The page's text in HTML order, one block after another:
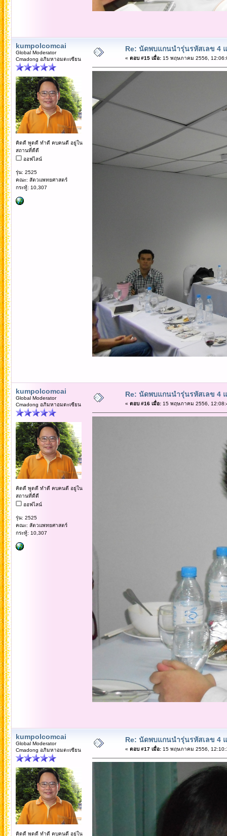
kumpolcomcai
Global Moderator
Cmadong อภิมหาอมตะเซียน
คิดดี พูดดี ทำดี คบคนดี อยู่ใน
สถานที่ดีดี
ออฟไลน์
รุ่น: 2525
คณะ: สัตวแพทยศาสตร์
กระทู้: 10,307
Re: นัดพบแกนนำรุ่นรหัสเลข 4
« ตอบ #15 เมื่อ:15 พฤษภาคม 2556,
kumpolcomcai
Global Moderator
Cmadong อภิมหาอมตะเซียน
คิดดี พูดดี ทำดี คบคนดี อยู่ใน
สถานที่ดีดี
ออฟไลน์
รุ่น: 2525
คณะ: สัตวแพทยศาสตร์
กระทู้: 10,307
Re: นัดพบแกนนำรุ่นรหัสเลข 4
« ตอบ #16 เมื่อ:15 พฤษภาคม 2556,
kumpolcomcai
Global Moderator
Cmadong อภิมหาอมตะเซียน
คิดดี พูดดี ทำดี คบคนดี อยู่ใน
Re: นัดพบแกนนำรุ่นรหัสเลข 4
« ตอบ #17 เมื่อ:15 พฤษภาคม 2556,